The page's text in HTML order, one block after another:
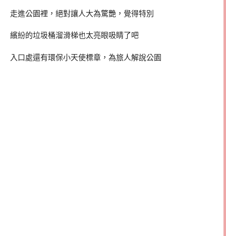
走進公園裡，絕對讓人大為驚艷，覺得特別
繽紛的垃圾桶溜滑梯也太亮眼吸睛了吧
入口處還有環保小天使標章，為旅人解說公園